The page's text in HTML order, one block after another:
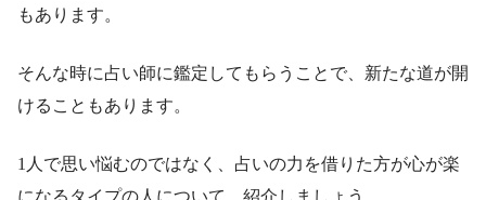
もあります。
そんな時に占い師に鑑定してもらうことで、新たな道が開
けることもあります。
1人で思い悩むのではなく、占いの力を借りた方が心が楽
になるタイプの人について、紹介しましょう。